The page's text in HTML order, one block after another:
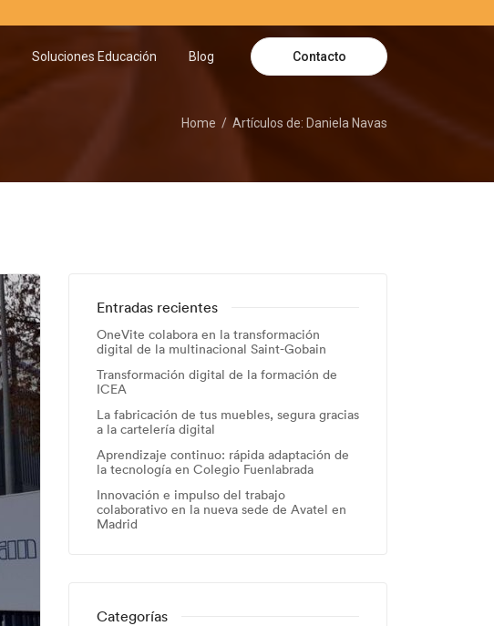
Soluciones Educación Blog Contacto
Home Artículos de: Daniela Navas
Entradas recientes
OneVite colabora en la transformación
digital de la multinacional Saint-Gobain
Transformación digital de la formación de
ICEA
La fabricación de tus muebles, segura gracias
a la cartelería digital
Aprendizaje continuo: rápida adaptación de
la tecnología en Colegio Fuenlabrada
Innovación e impulso del trabajo
colaborativo en la nueva sede de Avatel en
Madrid
Categorías